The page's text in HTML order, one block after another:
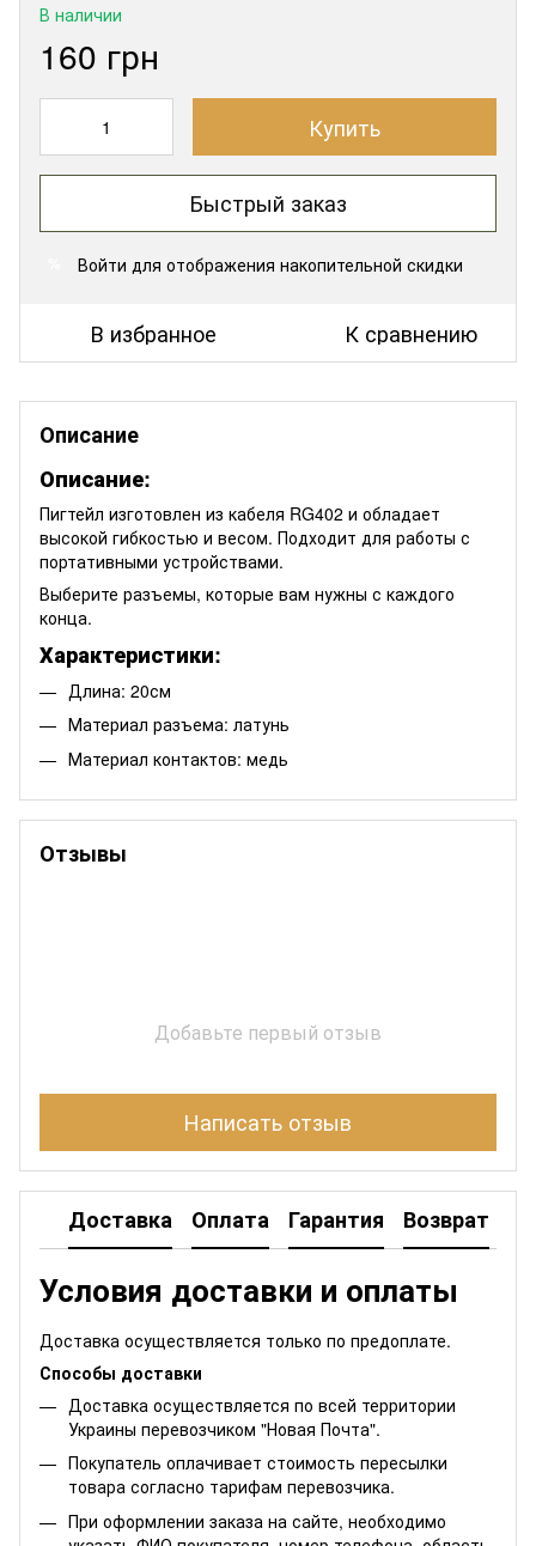
В наличии
160 грн
Купить
Быстрый заказ
Войти для отображения накопительной скидки
В избранное К сравнению
Описание
Описание:
Пигтейл изготовлен из кабеля RG402 и обладает
высокой гибкостью и весом. Подходит для работы с
портативными устройствами.
Выберите разъемы, которые вам нужны с каждого
конца.
Характеристики:
Длина: 20см
Материал разъема: латунь
Материал контактов: медь
Отзывы
Добавьте первый отзыв
Написать отзыв
Доставка Оплата Гарантия Возврат
Условия доставки и оплаты
Доставка осуществляется только по предоплате.
Способы доставки
Доставка осуществляется по всей территории
Украины перевозчиком "Новая Почта".
Покупатель оплачивает стоимость пересылки
товара согласно тарифам перевозчика.
При оформлении заказа на сайте, необходимо